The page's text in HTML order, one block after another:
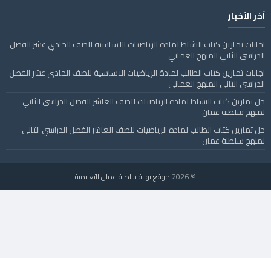
آخر الأخبار
اجابات تمارين كتاب النشاط لمادة الرياضيات الاساسية للصف الحادي عشر الفصل
الدراسي الثاني المنهج العماني
اجابات تمارين كتاب الطالب لمادة الرياضيات الاساسية للصف الحادي عشر الفصل
الدراسي الثاني المنهج العماني
حل تمارين كتاب النشاط لمادة الرياضيات للصف العاشر الفصل الدراسي الثاني
لمنهج سلطنة عمان
حل تمارين كتاب الطالب لمادة الرياضيات للصف العاشر الفصل الدراسي الثاني
لمنهج سلطنة عمان
© 2026 موقع بوابة سلطنة عمان التعليمية